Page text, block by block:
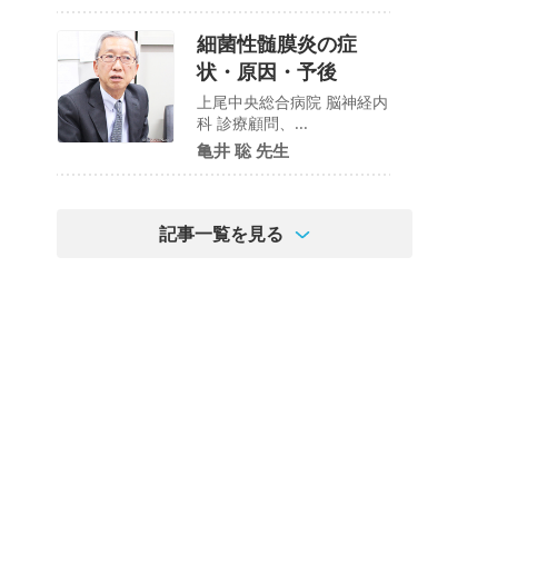
細菌性髄膜炎の症
状・原因・予後
上尾中央総合病院 脳神経内
科 診療顧問、...
亀井 聡 先生
記事一覧を見る